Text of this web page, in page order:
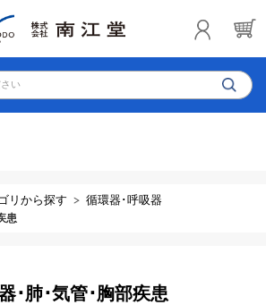
い
リから探す 循環器･呼吸器
患
･肺･気管･胸部疾患